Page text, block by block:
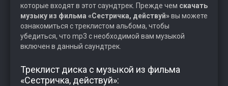
которые входят в этот саундтрек. Прежде чем скачать
музыку из фильма «Сестричка, действуй»вы можете
ознакомиться с треклистом альбома, чтобы
убедиться, что mp3 с необходимой вам музыкой
включен в данный саундтрек.
Треклист диска с музыкой из фильма
«Сестричка, действуй»: